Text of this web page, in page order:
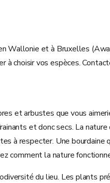
Wallonie et à Bruxelles
à choisir vos espèces.
et arbustes que vous
et donc secs. La
à respecter. Une
comment la nature
du lieu. Les plants